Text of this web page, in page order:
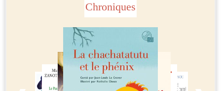
Chroniques